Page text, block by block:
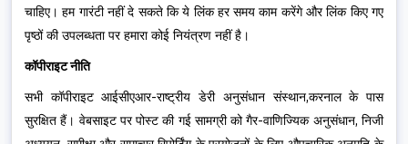
चाहिए। हम गारंटी नहीं दे सकते कि ये लिंक हर समय काम करेंगे और लिंक किए गए
पृष्ठों की उपलब्धता पर हमारा कोई नियंत्रण नहीं है।
कॉपीराइट नीति
सभी कॉपीराइट आईसीएआर-राष्ट्रीय डेरी अनुसंधान संस्थान,करनाल के पास
सुरक्षित हैं। वेबसाइट पर पोस्ट की गई सामग्री को गैर-वाणिज्यिक अनुसंधान, निजी